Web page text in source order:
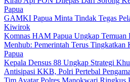
Papua
GAMKI Papua Minta Tindak Tegas
Kiwirok
Komnas HAM Papua Ungkap Temuan
Menhub: Pemerintah Terus Tingkatkan
Papua
Kepala Densus 88 Ungkap Strategi
Antisipasi KKB, Polri Pertebal
Tim Avatar Polres Manokwari Ringkus